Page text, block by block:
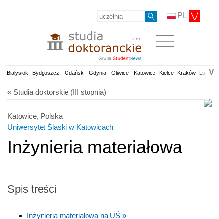
PL
Białystok Bydgoszcz Gdańsk Gdynia Gliwice Katowice Kielce Kraków Lublin
V
« Studia doktorskie (III stopnia)
Katowice, Polska
Uniwersytet Śląski w Katowicach
Inżynieria materiałowa
Spis treści
Inżynieria materiałowa na UŚ »